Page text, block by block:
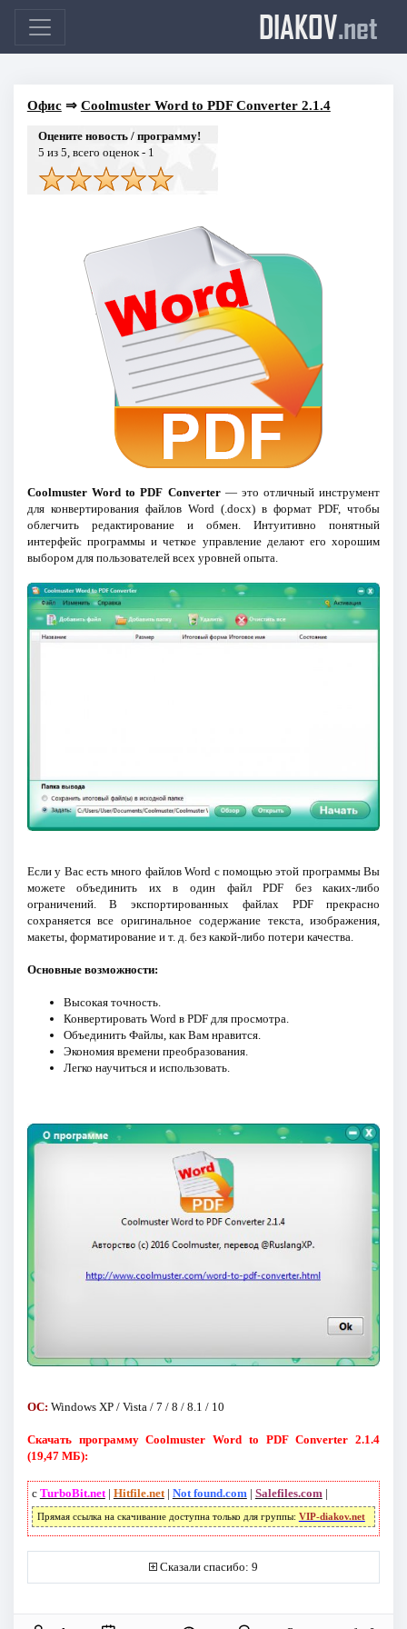
DIAKOV.net
Офис⇒ Coolmuster Word to PDF Converter 2.1.4
Оцените новость / программу!
5 из 5, всего оценок - 1
Coolmuster Word to PDF Converter— это отличный инструмент
для конвертирования файлов Word (.docx) в формат PDF, чтобы
облегчить редактирование и обмен. Интуитивно понятный
интерфейс программы и четкое управление делают его хорошим
выбором для пользователей всех уровней опыта.
Если у Вас есть много файлов Word с помощью этой программы Вы
можете объединить их в один файл PDF без каких-либо
ограничений. В экспортированных файлах PDF прекрасно
сохраняется все оригинальное содержание текста, изображения,
макеты, форматирование и т. д. без какой-либо потери качества.
Основные возможности:
Высокая точность.
Конвертировать Word в PDF для просмотра.
Объединить Файлы, как Вам нравится.
Экономия времени преобразования.
Легко научиться и использовать.
ОС: Windows XP / Vista / 7 / 8 / 8.1 / 10
Скачать программу Coolmuster Word to PDF Converter 2.1.4
(19,47 МБ):
с TurboBit.net| Hitfile.net| Not found.com| Salefiles.com|
Прямая ссылка на скачивание доступна только для группы: VIP-diakov.net
Сказали спасибо: 9